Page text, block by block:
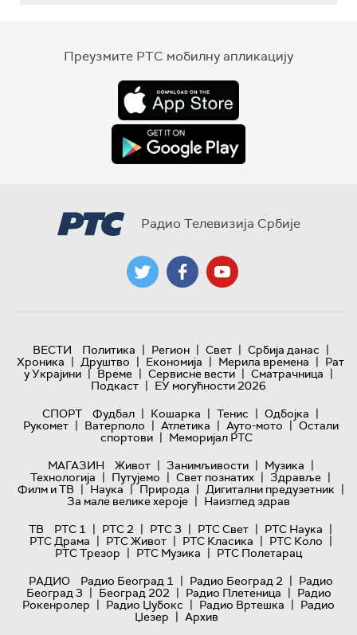
Преузмите РТС мобилну апликацију
Радио Телевизија Србије
ВЕСТИ Политика | Регион | Свет | Србија данас |
Хроника | Друштво | Економија | Мерила времена | Рат
у Украјини | Време | Сервисне вести | Сматрачница |
Подкаст | ЕУ могућности 2026
СПОРТ
Фудбал | Кошарка | Тенис | Одбојка |
Рукомет | Ватерполо | Атлетика | Ауто-мото | Остали
спортови | Меморијал РТС
МАГАЗИН
Живот | Занимљивости | Музика |
Технологијa | Путујемо | Свет познатих | Здравље |
Филм и ТВ | Наука | Природа | Дигитални предузетник |
За мале велике хероје | Наизглед здрав
ТВ
РТС 1 | РТС 2 | РТС 3 | РТС Свет | РТС Наука |
РТС Драма | РТС Живот | РТС Класика | РТС Коло |
РТС Трезор | РТС Музика | РТС Полетарац
РАДИО
Радио Београд 1 | Радио Београд 2 | Радио
Београд 3 | Београд 202 | Радио Плетеница | Радио
Рокенролер | Радио Џубокс | Радио Вртешка | Радио
Џезер | Архив